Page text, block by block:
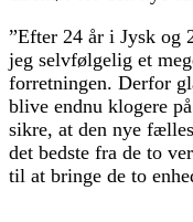
”Efter 24 år i Jysk og
jeg selvfølgelig et
forretningen. Derfor
blive endnu klogere
sikre, at den nye
det bedste fra de to
til at bringe de to